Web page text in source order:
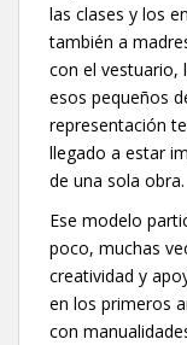
las clases y los
también a
con el vestuario,
esos pequeños
representación
llegado a estar
de una sola obra.
Ese modelo
poco, muchas
creatividad y
en los primeros
con